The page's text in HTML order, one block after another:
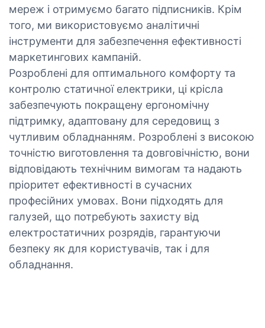
мереж і отримуємо багато підписників. Крім
того, ми використовуємо аналітичні
інструменти для забезпечення ефективності
маркетингових кампаній.
Розроблені для оптимального комфорту та
контролю статичної електрики, ці крісла
забезпечують покращену ергономічну
підтримку, адаптовану для середовищ з
чутливим обладнанням. Розроблені з високою
точністю виготовлення та довговічністю, вони
відповідають технічним вимогам та надають
пріоритет ефективності в сучасних
професійних умовах. Вони підходять для
галузей, що потребують захисту від
електростатичних розрядів, гарантуючи
безпеку як для користувачів, так і для
обладнання.